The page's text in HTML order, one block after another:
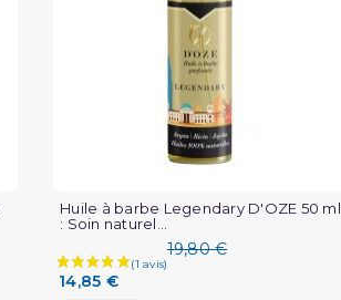
Huile à barbe Legendary D'OZE 50 ml
: Soin naturel...
19,80 €
14,85 €